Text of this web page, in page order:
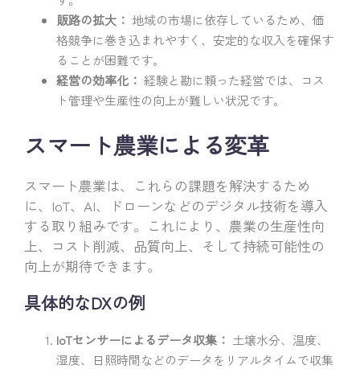
販路の拡大： 地域の市場に依存しているため、価
格競争に巻き込まれやすく、安定的な収入を確保す
ることが困難です。
経営の効率化： 経験と勘に頼った経営では、コス
ト管理や生産性の向上が難しい状況です。
スマート農業による変革
スマート農業は、これらの課題を解決するため
に、IoT、AI、ドローンなどのデジタル技術を導入
する取り組みです。これにより、農業の生産性向
上、コスト削減、品質向上、そして持続可能性の
向上が期待できます。
具体的なDXの例
IoTセンサーによるデータ収集： 土壌水分、温度、
湿度、日照時間などのデータをリアルタイムで収集